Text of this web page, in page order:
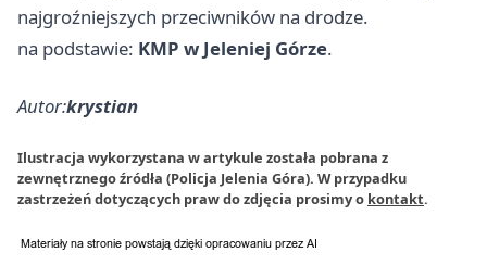
najgroźniejszych przeciwników na drodze.
na podstawie: KMP w Jeleniej Górze.
Autor:krystian
Ilustracja wykorzystana w artykule została pobrana z
zewnętrznego źródła (Policja Jelenia Góra). W przypadku
zastrzeżeń dotyczących praw do zdjęcia prosimy o kontakt.